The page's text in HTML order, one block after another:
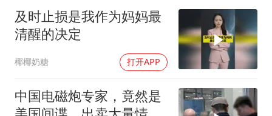
部分银行上调存款利率
及时止损是我作为妈妈最
清醒的决定
椰椰奶糖 打开APP
中国电磁炮专家，竟然是